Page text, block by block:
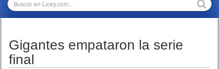
MULTIMEDIA
TEMPORADAS
Gigantes empataron la serie
final